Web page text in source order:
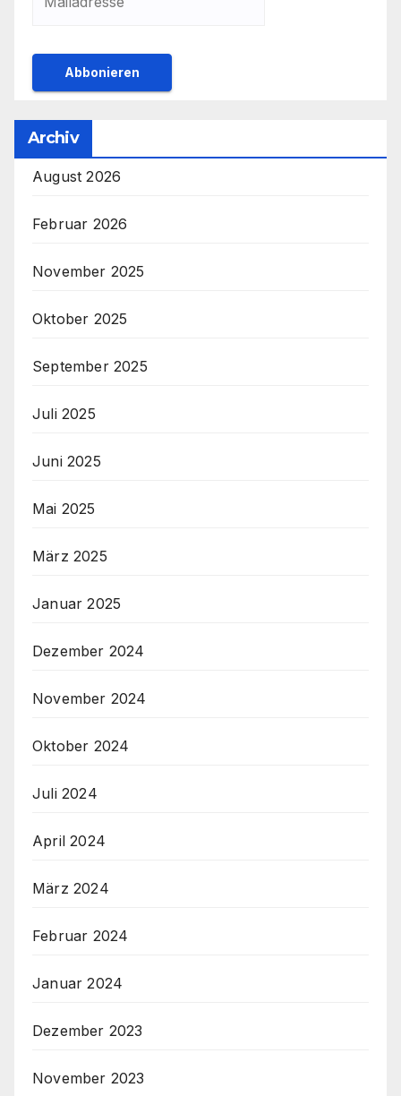
Archiv
August 2026
Februar 2026
November 2025
Oktober 2025
September 2025
Juli 2025
Juni 2025
Mai 2025
März 2025
Januar 2025
Dezember 2024
November 2024
Oktober 2024
Juli 2024
April 2024
März 2024
Februar 2024
Januar 2024
Dezember 2023
November 2023